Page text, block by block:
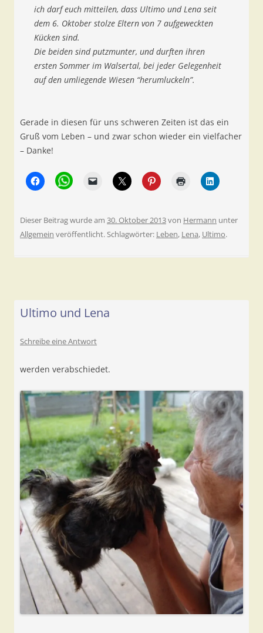
ich darf euch mitteilen, dass Ultimo und Lena seit
dem 6. Oktober stolze Eltern von 7 aufgeweckten
Kücken sind.
Die beiden sind putzmunter, und durften ihren
ersten Sommer im Walsertal, bei jeder Gelegenheit
auf den umliegende Wiesen “herumluckeln”.
Gerade in diesen für uns schweren Zeiten ist das ein
Gruß vom Leben – und zwar schon wieder ein vielfacher
– Danke!
Dieser Beitrag wurde am 30. Oktober 2013von Hermann unter
Allgemein veröffentlicht. Schlagwörter: Leben, Lena, Ultimo.
Ultimo und Lena
Schreibe eine Antwort
werden verabschiedet.